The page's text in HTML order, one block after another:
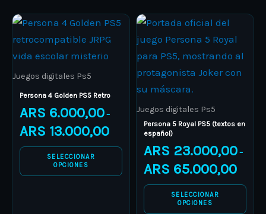
Juegos digitales Ps5
Persona 4 Golden PS5 Retro
ARS 6.000,00 –
ARS 13.000,00
range:
ARS 6.000,00
ARS 13.000,00
SELECCIONAR
OPCIONES
This
product
has
multiple
options
may
be
chosen
Juegos digitales Ps5
Persona 5 Royal PS5 (textos en
español)
ARS 23.000,00 –
ARS 65.000,00
Price
ARS
SELECCIONAR
OPCIONES
This
product
has
multiple
variants.
The
options
may
be
chosen
on